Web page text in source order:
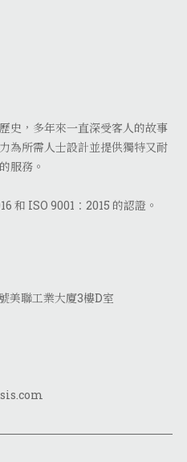
史，多年來一直深受客人的故事
為所需人士設計並提供獨特又耐
服務。
和 ISO 9001：2015 的認證。
美聯工業大廈3樓D室